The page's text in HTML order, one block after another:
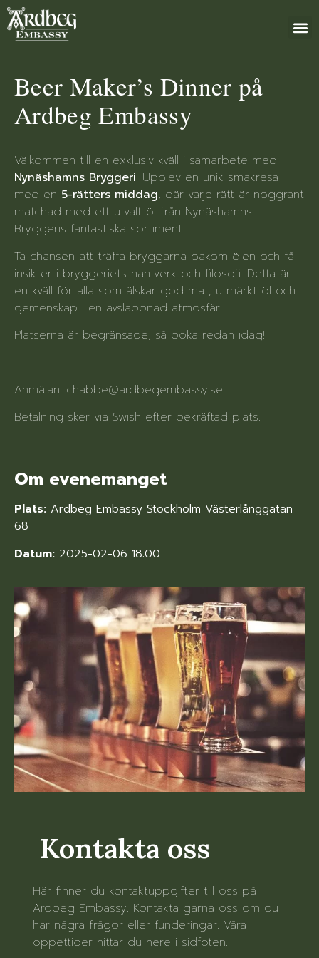
Beer Maker’s Dinner på
Ardbeg Embassy
Välkommen till en exklusiv kväll i samarbete med
Nynäshamns Bryggeri! Upplev en unik smakresa
med en 5-rätters middag, där varje rätt är noggrant
matchad med ett utvalt öl från Nynäshamns
Bryggeris fantastiska sortiment.
Ta chansen att träffa bryggarna bakom ölen och få
insikter i bryggeriets hantverk och filosofi. Detta är
en kväll för alla som älskar god mat, utmärkt öl och
gemenskap i en avslappnad atmosfär.
Platserna är begränsade, så boka redan idag!
Anmälan: chabbe@ardbegembassy.se
Betalning sker via Swish efter bekräftad plats.
Om evenemanget
Plats: Ardbeg Embassy Stockholm Västerlånggatan
68
Datum: 2025-02-06 18:00
Kontakta oss
Här finner du kontaktuppgifter till oss på
Ardbeg Embassy. Kontakta gärna oss om du
har några frågor eller funderingar. Våra
öppettider hittar du nere i sidfoten.